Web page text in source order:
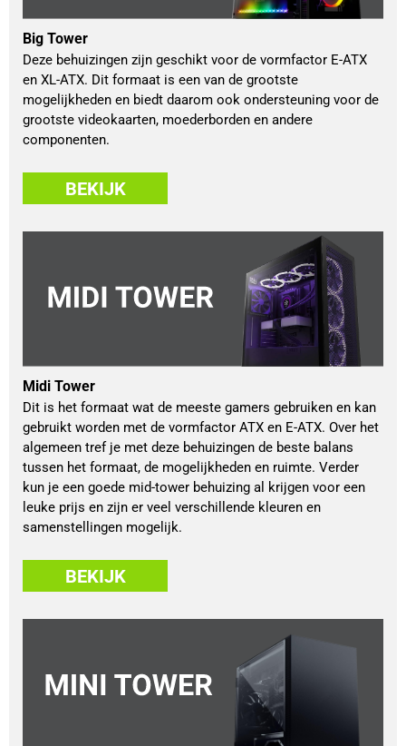
Big Tower
Deze behuizingen zijn geschikt voor de vormfactor E-ATX
en XL-ATX. Dit formaat is een van de grootste
mogelijkheden en biedt daarom ook ondersteuning voor de
grootste videokaarten, moederborden en andere
componenten.
BEKIJK
Midi Tower
Dit is het formaat wat de meeste gamers gebruiken en kan
gebruikt worden met de vormfactor ATX en E-ATX. Over het
algemeen tref je met deze behuizingen de beste balans
tussen het formaat, de mogelijkheden en ruimte. Verder
kun je een goede mid-tower behuizing al krijgen voor een
leuke prijs en zijn er veel verschillende kleuren en
samenstellingen mogelijk.
BEKIJK